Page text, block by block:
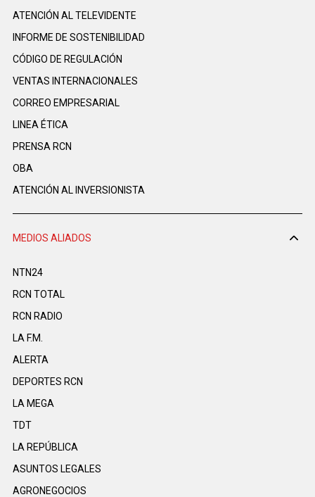
ATENCIÓN AL TELEVIDENTE
INFORME DE SOSTENIBILIDAD
CÓDIGO DE REGULACIÓN
VENTAS INTERNACIONALES
CORREO EMPRESARIAL
LINEA ÉTICA
PRENSA RCN
OBA
ATENCIÓN AL INVERSIONISTA
MEDIOS ALIADOS
NTN24
RCN TOTAL
RCN RADIO
LA F.M.
ALERTA
DEPORTES RCN
LA MEGA
TDT
LA REPÚBLICA
ASUNTOS LEGALES
AGRONEGOCIOS